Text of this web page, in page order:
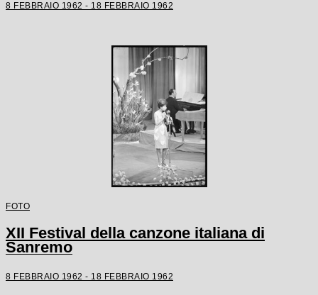
8 FEBBRAIO 1962 - 18 FEBBRAIO 1962
FOTO
XII Festival della canzone italiana di
Sanremo
8 FEBBRAIO 1962 - 18 FEBBRAIO 1962